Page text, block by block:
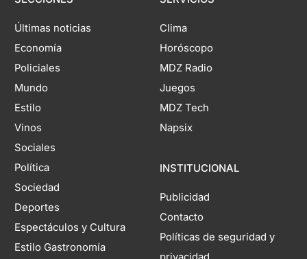
Últimas noticias
Economía
Policiales
Mundo
Estilo
Vinos
Sociales
Política
Sociedad
Deportes
Espectáculos y Cultura
Estilo Gastronomía
Clima
Horóscopo
MDZ Radio
Juegos
MDZ Tech
Napsix
INSTITUCIONAL
Publicidad
Contacto
Políticas de seguridad y